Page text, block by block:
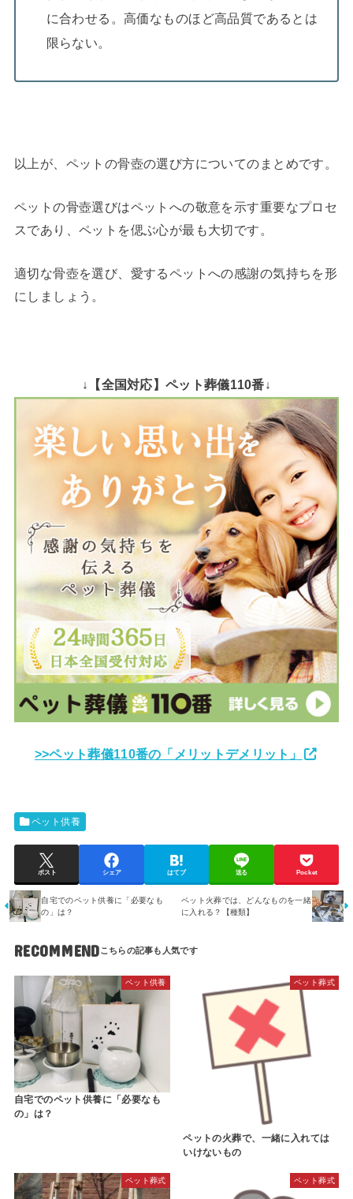
に合わせる。高価なものほど高品質であるとは
限らない。
以上が、ペットの骨壺の選び方についてのまとめです。
ペットの骨壺選びはペットへの敬意を示す重要なプロセ
スであり、ペットを偲ぶ心が最も大切です。
適切な骨壺を選び、愛するペットへの感謝の気持ちを形
にしましょう。
↓【全国対応】ペット葬儀110番↓
>>ペット葬儀110番の「メリットデメリット」
ペット供養
ポスト シェア はてブ 送る Pocket
自宅でのペット供養に「必要なも
の」は？
ペット火葬では、どんなものを一緒
に入れる？【種類】
RECOMMEND
ペット供養
自宅でのペット供養に「必要なも
の」は？
ペット葬式
ペットの火葬で、一緒に入れては
いけないもの
ペット葬式 ペット葬式